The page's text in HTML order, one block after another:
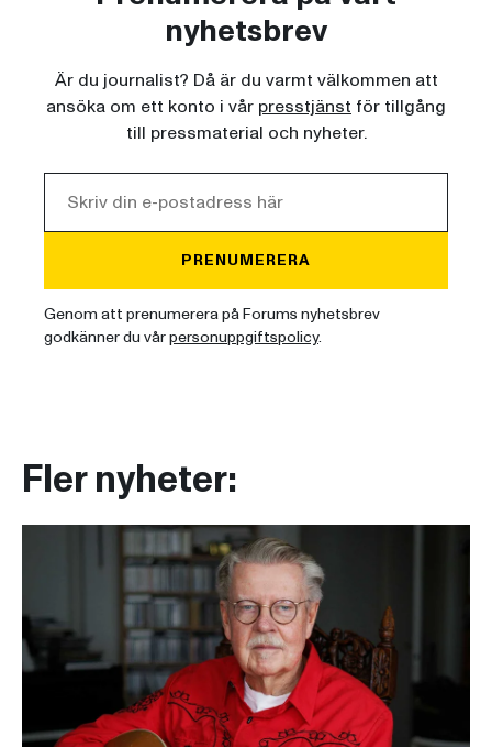
nyhetsbrev
Är du journalist? Då är du varmt välkommen att
ansöka om ett konto i vår presstjänst för tillgång
till pressmaterial och nyheter.
PRENUMERERA
Genom att prenumerera på Forums nyhetsbrev
godkänner du vårpersonuppgiftspolicy.
Fler nyheter: